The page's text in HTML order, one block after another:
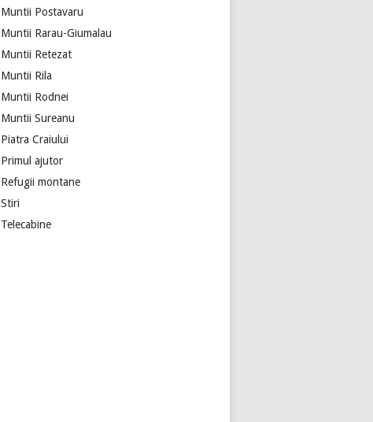
Muntii Postavaru
Muntii Rarau-Giumalau
Muntii Retezat
Muntii Rila
Muntii Rodnei
Muntii Sureanu
Piatra Craiului
Primul ajutor
Refugii montane
Stiri
Telecabine